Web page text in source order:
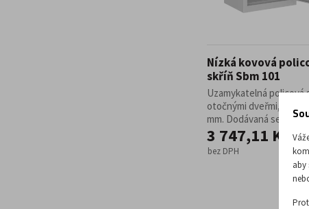
Nízká kovová
skříň Sbm 101
Uzamykatelná policová
otočnými dveřmi, 1040 x
mm. Dodávaná se 2 ...
3 747,11 Kč
bez DPH
aby